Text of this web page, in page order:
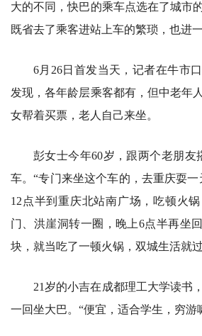
大的不同，快巴的乘车点选在了城市
既省去了乘客进站上车的繁琐，也进
6月26日首发当天，记者在牛市
发现，各年龄层乘客都有，但中老年
女帮着买票，老人自己来坐。
彭女士今年60岁，跟两个老朋友
车。“专门来坐这个车的，去重庆耍一
12点半到重庆北站南广场，吃顿火
门、洪崖洞转一圈，晚上6点半再坐
块，就当吃了一顿火锅，双城生活就
21岁的小吉在成都理工大学读书
一回坐大巴。“便宜，适合学生，穷游